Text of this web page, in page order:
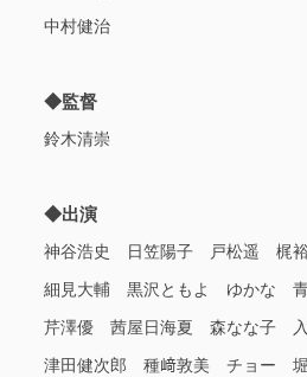
中村健治
◆監督
鈴木清崇
◆出演
神谷浩史 日笠陽子 戸松遥 梶
細見大輔 黒沢ともよ ゆかな 青
芹澤優 茜屋日海夏 森なな子 入
津田健次郎 種﨑敦美 チョー 堀